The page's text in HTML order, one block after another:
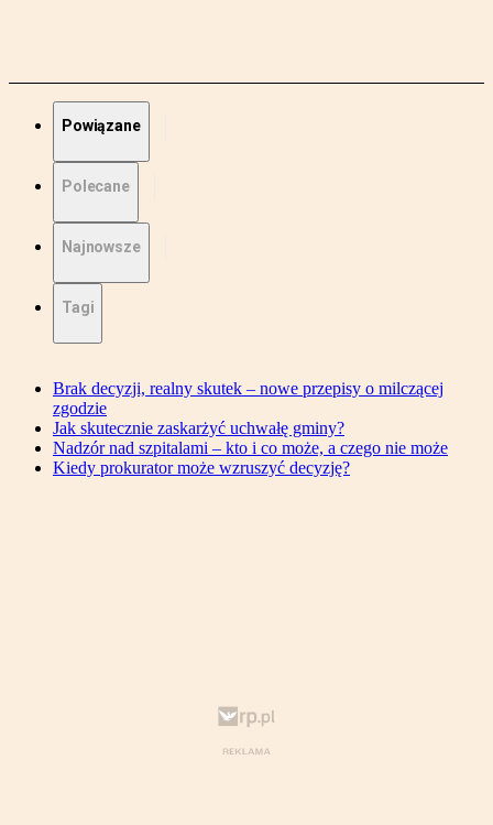
Powiązane
Polecane
Najnowsze
Tagi
Brak decyzji, realny skutek – nowe przepisy o milczącej
zgodzie
Jak skutecznie zaskarżyć uchwałę gminy?
Nadzór nad szpitalami – kto i co może, a czego nie może
Kiedy prokurator może wzruszyć decyzję?